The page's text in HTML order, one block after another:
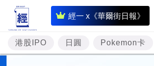
經一 x《華爾街日報》
即
時
財
經
港股IPO 日圓 Pokemon卡